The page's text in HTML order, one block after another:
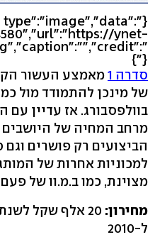
{"type":"image","data":
ynet-
"}}
סדרה 1
מאמצע העשור
של מינכן להתמודד מול
בוולפסבורג. אז עדיין עם
מרחב המחיה של היושבים
הביצועים רק פושרים
למכוניות אחרות של
מצוינת, כמו ב.מ.וו של
מחירון:
ל-2010